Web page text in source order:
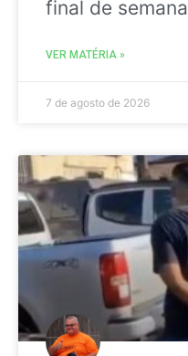
final de semana
VER MATÉRIA »
7 de agosto de 2026